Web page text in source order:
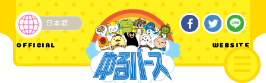
OFFICIAL WEBSITE
日本語
ご当地